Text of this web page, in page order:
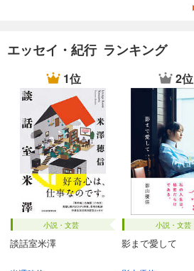
エッセイ・紀行 ランキング
1位
小説・文芸
談話室米澤
2位
小説・文芸
影まで愛して